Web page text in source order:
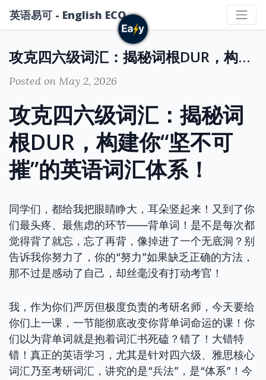
英语易可 - English ECO
攻克四六级词汇：揭秘词根DUR，构建你“坚不可摧”的英语词汇体系！
Posted on May 2, 2026
攻克四六级词汇：揭秘词
根DUR，构建你“坚不可
摧”的英语词汇体系！
同学们，都给我把眼睛睁大，耳朵竖起来！又到了你
们最头疼、最焦虑的环节——背单词！是不是每次都
觉得背了就忘，忘了再背，像掉进了一个无底洞？别
告诉我你努力了，你的“努力”如果缺乏正确的方法，
那不过是感动了自己，却丝毫没有打动考官！
我，作为你们严厉但极度负责的考研名师，今天要给
你们上一课，一节能彻底改变你背单词命运的课！你
们以为背单词就是抱着词汇书死磕？错了！大错特
错！真正的英语学习，尤其是针对四六级、雅思核心
词汇乃至考研词汇，讲究的是“兵法”，是“体系”！今